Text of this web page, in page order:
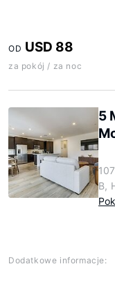
OD USD 88
za pokój / za noc
5
B,
Dodatkowe informacje: